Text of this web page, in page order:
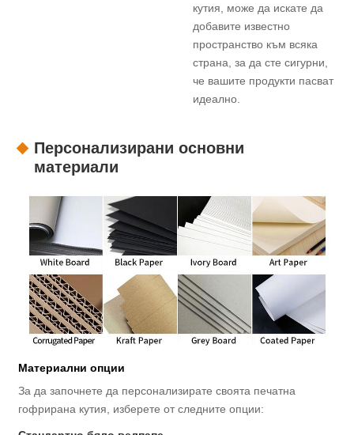
кутия, може да искате да
добавите известно
пространство към всяка
страна, за да сте сигурни,
че вашите продукти пасват
идеално.
Персонализирани основни
материали
Материални опции
За да започнете да персонализирате своята печатна
гофрирана кутия, изберете от следните опции: